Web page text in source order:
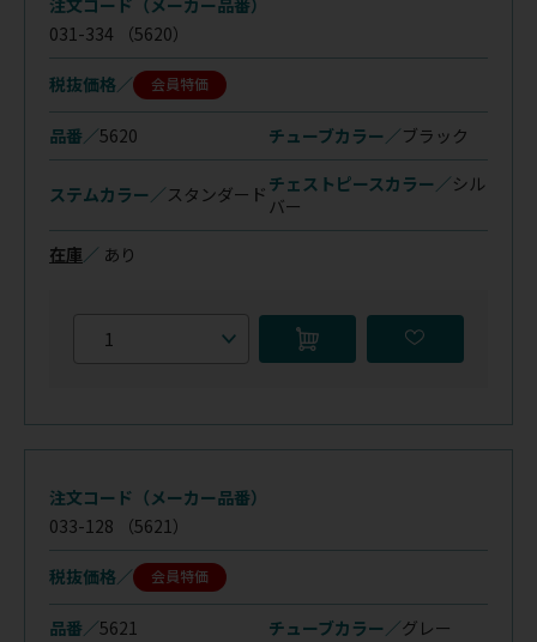
031-334 （5620）
税抜価格 会員特価
品番／5620 チューブカラー／ブラック
ステムカラー／ スタンダード チェストピースカラー／シル
バー
在庫 ／ あり
注文コード（メーカー品番）
033-128 （5621）
税抜価格 会員特価
品番／5621 チューブカラー／グレー